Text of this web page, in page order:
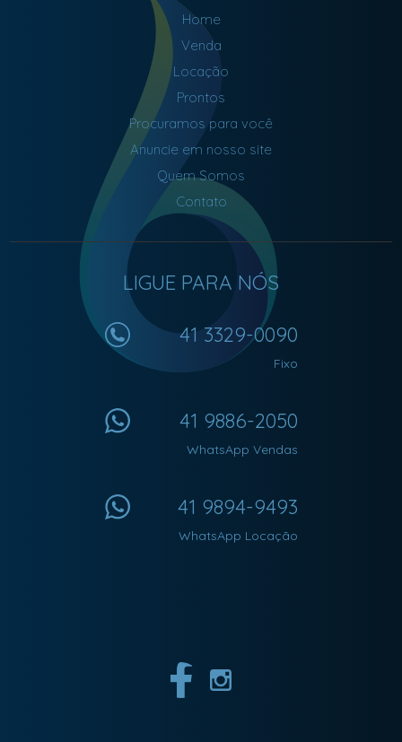
Home
Venda
Locação
Prontos
Procuramos para você
Anuncie em nosso site
Quem Somos
Contato
LIGUE PARA NÓS
41 3329-0090
Fixo
41 9886-2050
WhatsApp Vendas
41 9894-9493
WhatsApp Locação